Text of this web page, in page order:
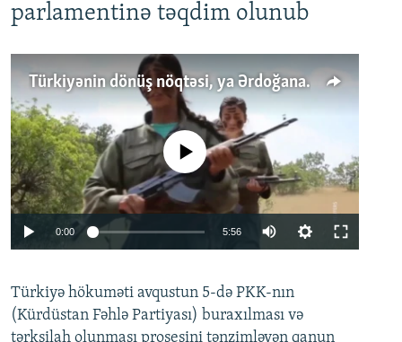
parlamentinə təqdim olunub
Türkiyənin dönüş nöqtəsi, ya Ərdoğana üçüncü şans: PKK ilə qəfil barışıq nə deməkdir?
Auto 240p 360p 480p
No media source currently available
0:00 5:56
360p
480p
Türkiyə hökuməti avqustun 5-də PKK-nın
(Kürdüstan Fəhlə Partiyası) buraxılması və
tərksilah olunması prosesini tənzimləyən qanun